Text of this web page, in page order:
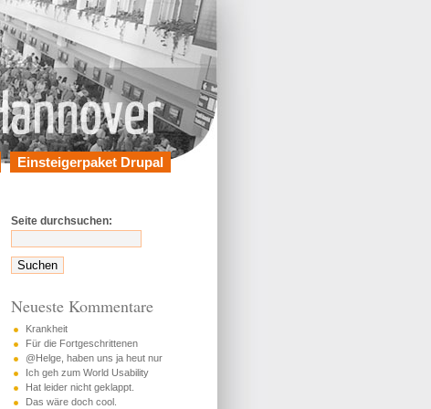
Einsteigerpaket Drupal
Seite durchsuchen:
Neueste Kommentare
Krankheit
Für die Fortgeschrittenen
@Helge, haben uns ja heut nur
Ich geh zum World Usability
Hat leider nicht geklappt.
Das wäre doch cool.